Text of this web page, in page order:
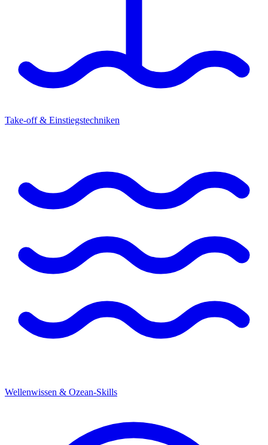
Take-off & Einstiegstechniken
Wellenwissen & Ozean-Skills